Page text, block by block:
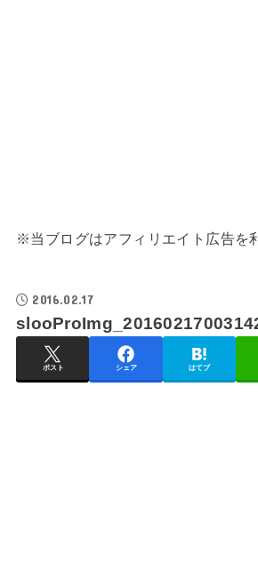
※当ブログはアフィリエイト広告を
2016.02.17
ポスト シェア はてブ